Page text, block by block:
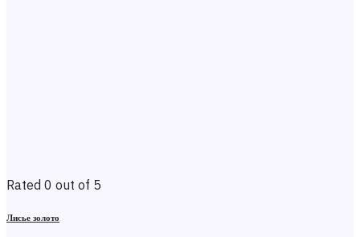
Rated 0 out of 5
Лисье золото